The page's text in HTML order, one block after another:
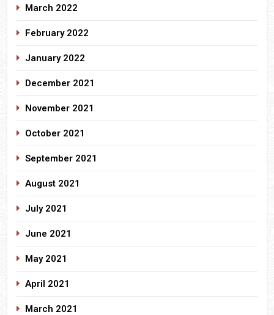
March 2022
February 2022
January 2022
December 2021
November 2021
October 2021
September 2021
August 2021
July 2021
June 2021
May 2021
April 2021
March 2021